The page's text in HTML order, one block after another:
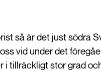
så är det just södra
vid under det
i tillräckligt stor grad